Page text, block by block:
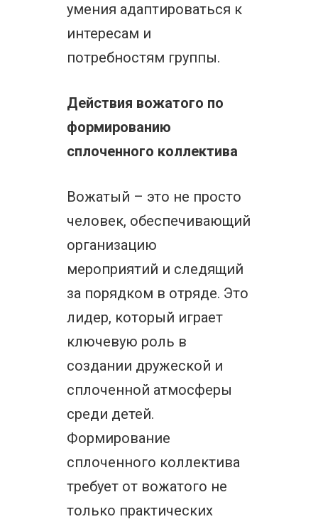
умения адаптироваться к
интересам и
потребностям группы.
Действия вожатого по
формированию
сплоченного коллектива
Вожатый – это не просто
человек, обеспечивающий
организацию
мероприятий и следящий
за порядком в отряде. Это
лидер, который играет
ключевую роль в
создании дружеской и
сплоченной атмосферы
среди детей.
Формирование
сплоченного коллектива
требует от вожатого не
только практических